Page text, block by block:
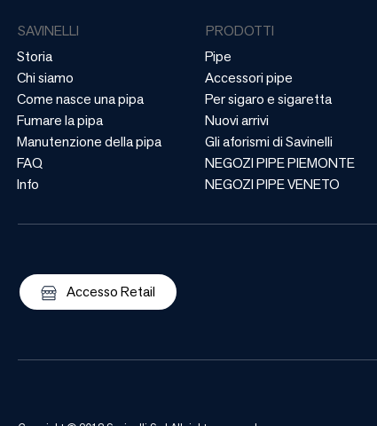
SAVINELLI
Storia
Chi siamo
Come nasce una pipa
Fumare la pipa
Manutenzione della pipa
FAQ
Info
PRODOTTI
Pipe
Accessori pipe
Per sigaro e sigaretta
Nuovi arrivi
Gli aforismi di Savinelli
NEGOZI PIPE PIEMONTE
NEGOZI PIPE VENETO
Accesso Retail